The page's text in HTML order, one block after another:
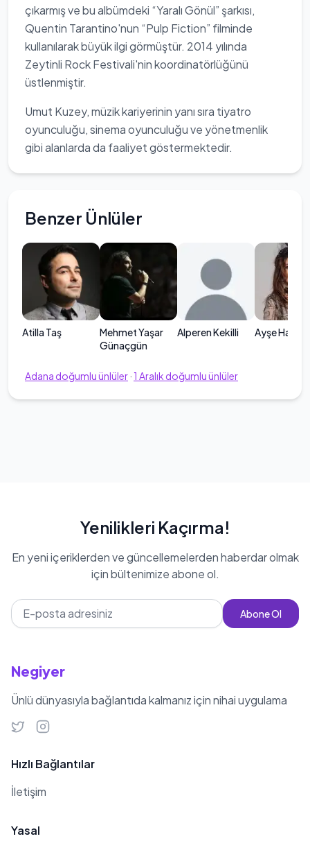
çıkarmış ve bu albümdeki “Yaralı Gönül” şarkısı,
Quentin Tarantino'nun “Pulp Fiction” filminde
kullanılarak büyük ilgi görmüştür. 2014 yılında
Zeytinli Rock Festivali'nin koordinatörlüğünü
üstlenmiştir.
Umut Kuzey, müzik kariyerinin yanı sıra tiyatro
oyunculuğu, sinema oyunculuğu ve yönetmenlik
gibi alanlarda da faaliyet göstermektedir.
Benzer Ünlüler
Atilla Taş
Mehmet Yaşar
Günaçgün
Alperen Kekilli Ayşe Hatun
Adana doğumlu ünlüler· 1 Aralık doğumlu ünlüler
Yenilikleri Kaçırma!
En yeni içeriklerden ve güncellemelerden haberdar olmak
için bültenimize abone ol.
Abone Ol
Negiyer
Ünlü dünyasıyla bağlantıda kalmanız için nihai uygulama
Hızlı Bağlantılar
İletişim
Yasal